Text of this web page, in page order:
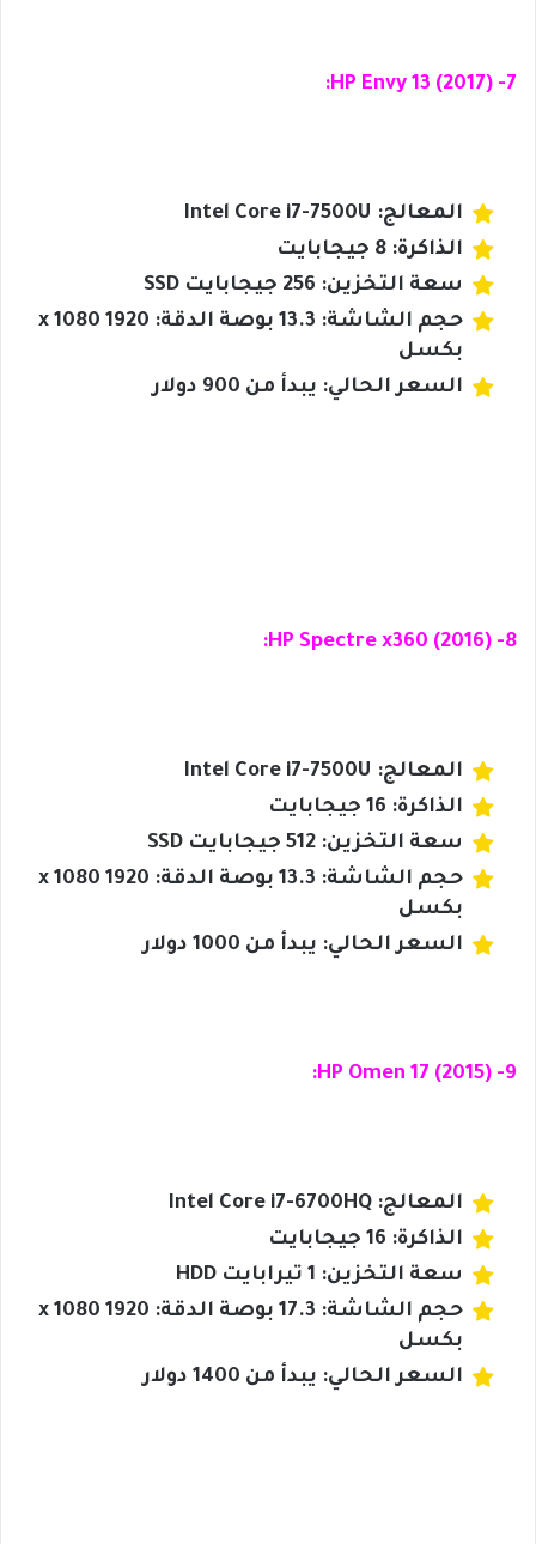
7- HP Envy 13 (2017):
المعالج: Intel Core i7-7500U
الذاكرة: 8 جيجابايت
سعة التخزين: 256 جيجابايت SSD
حجم الشاشة: 13.3 بوصة الدقة: 1920 x 1080
بكسل
السعر الحالي: يبدأ من 900 دولار
8- HP Spectre x360 (2016):
المعالج: Intel Core i7-7500U
الذاكرة: 16 جيجابايت
سعة التخزين: 512 جيجابايت SSD
حجم الشاشة: 13.3 بوصة الدقة: 1920 x 1080
بكسل
السعر الحالي: يبدأ من 1000 دولار
9- HP Omen 17 (2015):
المعالج: Intel Core i7-6700HQ
الذاكرة: 16 جيجابايت
سعة التخزين: 1 تيرابايت HDD
حجم الشاشة: 17.3 بوصة الدقة: 1920 x 1080
بكسل
السعر الحالي: يبدأ من 1400 دولار